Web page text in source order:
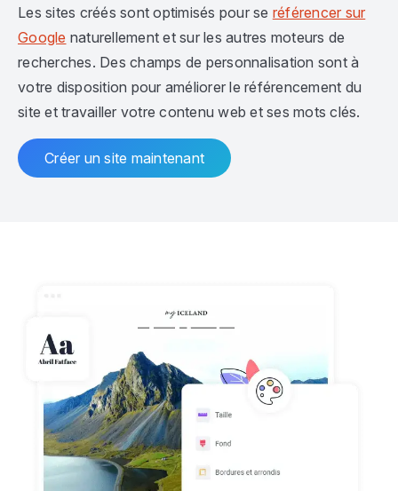
Les sites créés sont optimisés pour se référencer sur
Google naturellement et sur les autres moteurs de
recherches. Des champs de personnalisation sont à
votre disposition pour améliorer le référencement du
site et travailler votre contenu web et ses mots clés.
Créer un site maintenant